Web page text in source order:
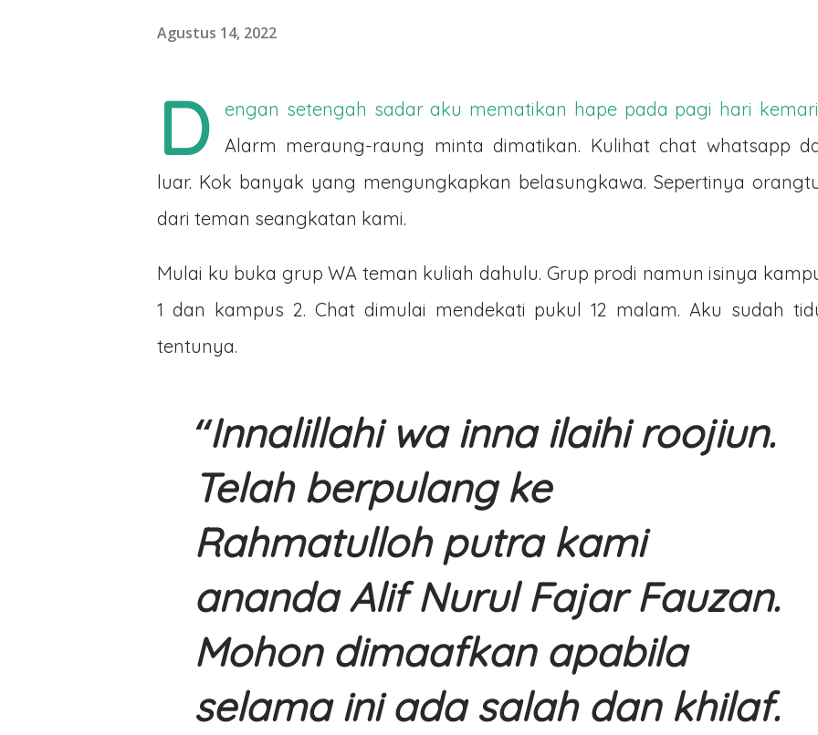
Agustus 14, 2022
D
engan setengah sadar aku mematikan hape pada pagi hari
Alarm meraung-raung minta dimatikan. Kulihat chat whatsapp
luar. Kok banyak yang mengungkapkan belasungkawa. Sepertinya
dari teman seangkatan kami.
Mulai ku buka grup WA teman kuliah dahulu. Grup prodi namun isinya
1 dan kampus 2. Chat dimulai mendekati pukul 12 malam. Aku sudah
tentunya.
Innalillahi wa inna ilaihi roojiun.
Telah berpulang ke
Rahmatulloh putra kami
ananda Alif Nurul Fajar Fauzan.
Mohon dimaafkan apabila
selama ini ada salah dan khilaf.